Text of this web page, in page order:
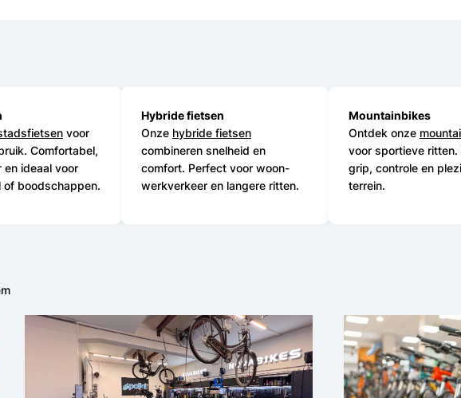
voor
Comfortabel,
en ideaal voor
of boodschappen.
Hybride fietsen
Onze hybride fietsen
combineren snelheid en
comfort. Perfect voor woon-
werkverkeer en langere ritten.
Mountainbikes
Ontdek onze
voor sportieve ritten.
grip, controle en
terrein.